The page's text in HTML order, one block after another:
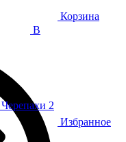
В
2
Корзина
Избранное